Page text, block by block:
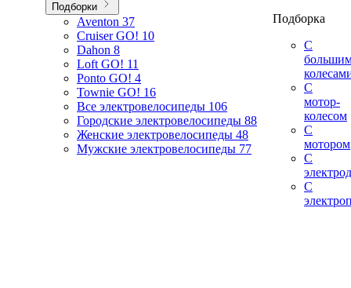
Подборки
Aventon 37
Cruiser GO! 10
Dahon 8
Loft GO! 11
Ponto GO! 4
Townie GO! 16
Все электровелосипеды 106
Городские электровелосипеды 88
Женские электровелосипеды 48
Мужские электровелосипеды 77
Подборка
С
С
мотор-
колесом
С
мотором
С
С